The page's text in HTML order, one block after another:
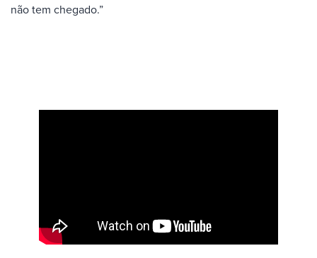
não tem chegado.”